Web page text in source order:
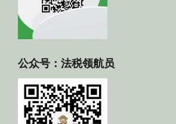
公众号：法税领航员